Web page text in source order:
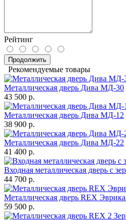
Рейтинг
Продолжить
Рекомендуемые товары
Металлическая дверь Дива МД-30
43 500 р.
Металлическая дверь Дива МД-12
38 900 р.
Металлическая дверь Дива МД-22
41 400 р.
Входная металлическая дверь с
44 700 р.
Металлическая дверь REX
59 500 р.